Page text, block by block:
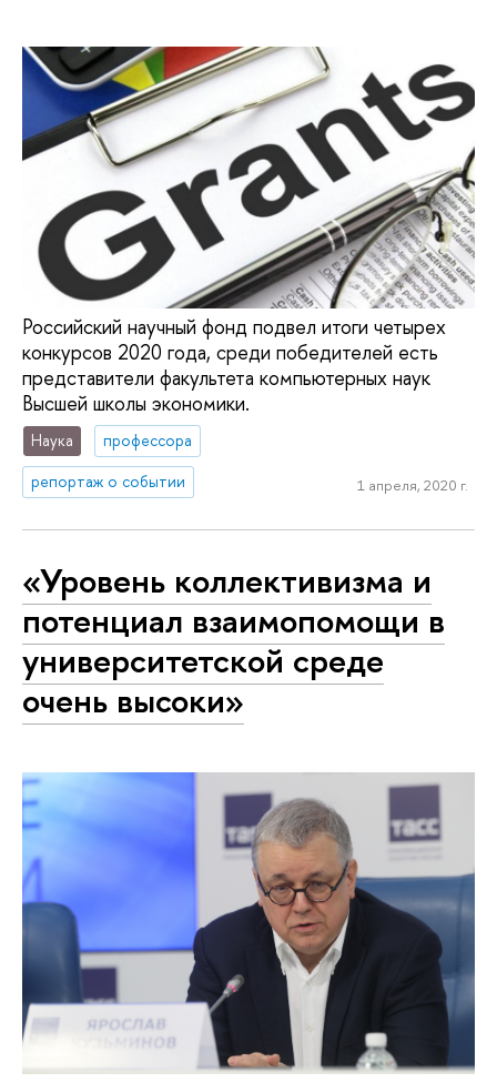
Российский научный фонд подвел итоги четырех
конкурсов 2020 года, среди победителей есть
представители факультета компьютерных наук
Высшей школы экономики.
Наука
профессора
репортаж о событии
1 апреля, 2020 г.
«Уровень коллективизма и
потенциал взаимопомощи в
университетской среде
очень высоки»